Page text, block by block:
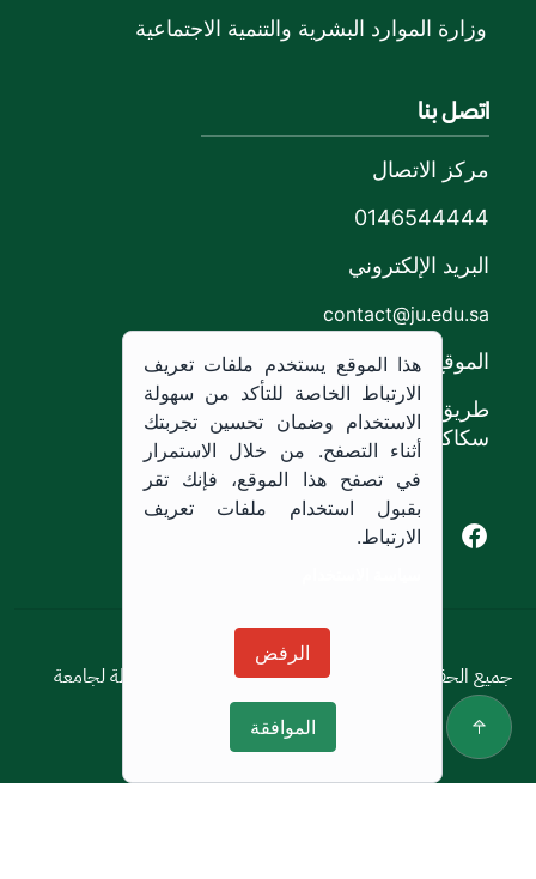
وزارة الموارد البشرية والتنمية الاجتماعية
اتصل بنا
مركز الاتصال
0146544444
البريد الإلكتروني
contact@ju.edu.sa
الموقع
طريق الملك خالد،
سكاكا, المملكة العربية السعودية.
Facebook of Jouf University
X of Jouf University
سياسة الاستخدام
جميع الحقوق محفوظة © 2026 جميع الحقوق محفوظة لجامعة
الجوف
هذا الموقع يستخدم ملفات تعريف
الارتباط الخاصة للتأكد من سهولة
الاستخدام وضمان تحسين تجربتك
أثناء التصفح. من خلال الاستمرار
في تصفح هذا الموقع، فإنك تقر
بقبول استخدام ملفات تعريف
الارتباط.
الرفض
الموافقة